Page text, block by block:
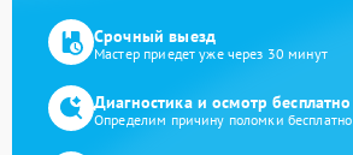
Срочный выезд
Мастер приедет уже через 30 минут
Диагностика и осмотр бесплатно
Определим причину поломки бесплатно